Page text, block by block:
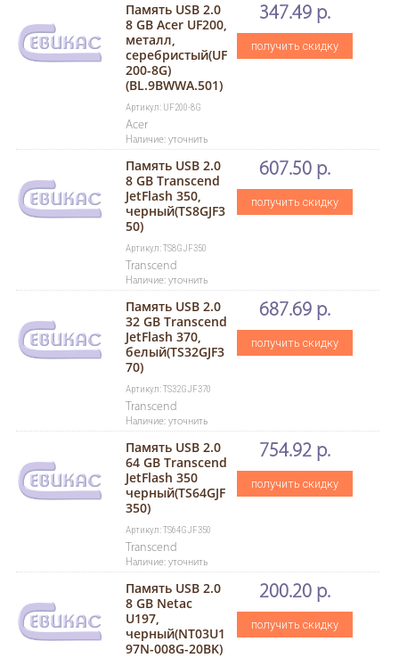
Память USB 2.0
8 GB Acer UF200,
металл,
серебристый(UF
200-8G)
(BL.9BWWA.501)
Артикул: UF200-8G
Acer
Наличие: уточнить
347.49 р.
получить скидку
Память USB 2.0
8 GB Transcend
JetFlash 350,
черный(TS8GJF3
50)
Артикул: TS8GJF350
Transcend
Наличие: уточнить
607.50 р.
получить скидку
Память USB 2.0
32 GB Transcend
JetFlash 370,
белый(TS32GJF3
70)
Артикул: TS32GJF370
Transcend
Наличие: уточнить
687.69 р.
получить скидку
Память USB 2.0
64 GB Transcend
JetFlash 350
черный(TS64GJF
350)
Артикул: TS64GJF350
Transcend
Наличие: уточнить
754.92 р.
получить скидку
Память USB 2.0
8 GB Netac
U197,
черный(NT03U1
97N-008G-20BK)
200.20 р.
получить скидку